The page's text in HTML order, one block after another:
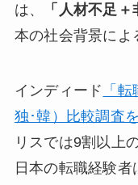
は、
「人材不足
本の社会背景によ
インディード 「
独･韓）比較調査
リスでは9割以上
日本の転職経験者